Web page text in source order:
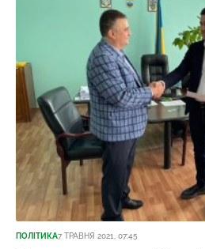
ПОЛІТИКА7 ТРАВНЯ 2021, 07:45